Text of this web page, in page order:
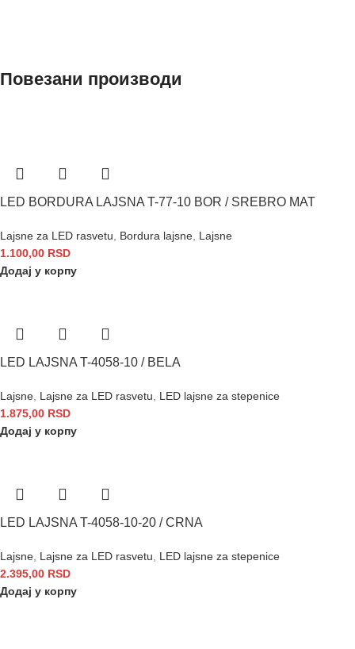
Повезани производи
LED BORDURA LAJSNA T-77-10 BOR / SREBRO MAT
Lajsne za LED rasvetu, Bordura lajsne, Lajsne
1.100,00 RSD
Додај у корпу
LED LAJSNA T-4058-10 / BELA
Lajsne, Lajsne za LED rasvetu, LED lajsne za stepenice
1.875,00 RSD
Додај у корпу
LED LAJSNA T-4058-10-20 / CRNA
Lajsne, Lajsne za LED rasvetu, LED lajsne za stepenice
2.395,00 RSD
Додај у корпу